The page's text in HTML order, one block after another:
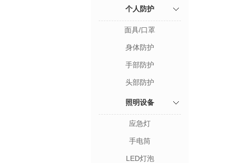
个人防护
面具/口罩
身体防护
手部防护
头部防护
照明设备
应急灯
手电筒
LED灯泡